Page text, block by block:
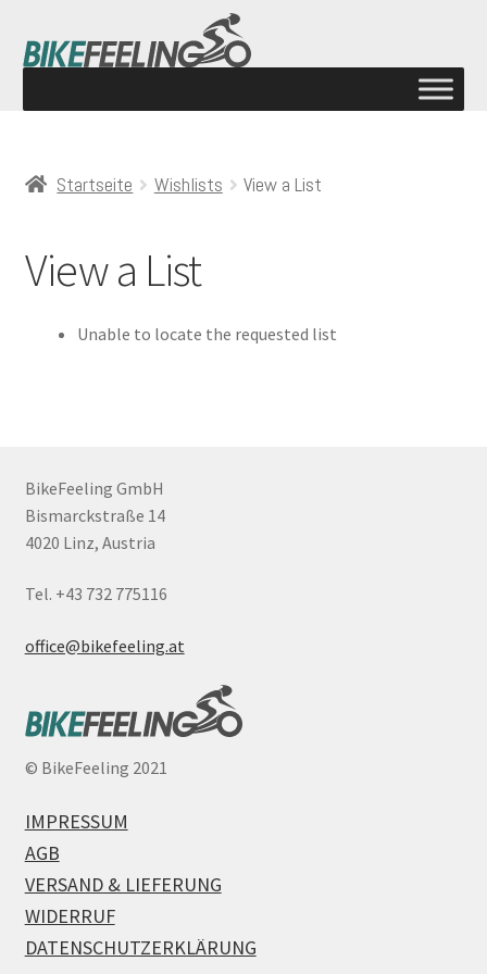
Startseite Wishlists View a List
View a List
Unable to locate the requested list
BikeFeeling GmbH
Bismarckstraße 14
4020 Linz, Austria
Tel. +43 732 775116
office@bikefeeling.at
© BikeFeeling 2021
IMPRESSUM
AGB
VERSAND & LIEFERUNG
WIDERRUF
DATENSCHUTZERKLÄRUNG